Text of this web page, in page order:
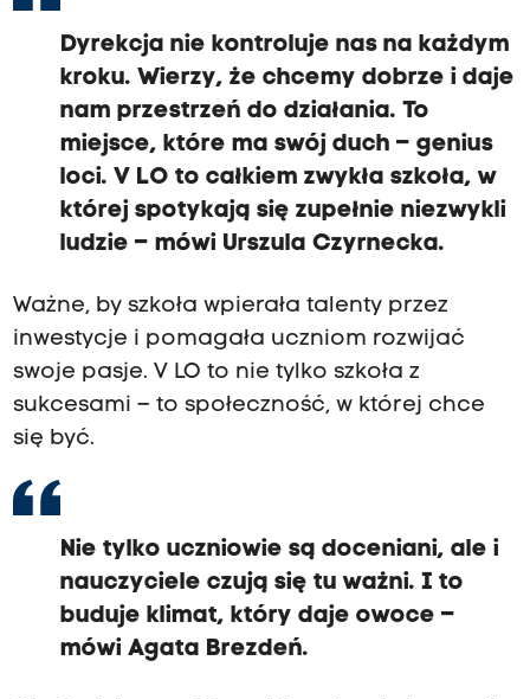
Dyrekcja nie kontroluje nas na każdym
kroku. Wierzy, że chcemy dobrze i daje
nam przestrzeń do działania. To
miejsce, które ma swój duch – genius
loci. V LO to całkiem zwykła szkoła, w
której spotykają się zupełnie niezwykli
ludzie – mówi Urszula Czyrnecka.
Ważne, by szkoła wpierała talenty przez
inwestycje i pomagała uczniom rozwijać
swoje pasje. V LO to nie tylko szkoła z
sukcesami – to społeczność, w której chce
się być.
Nie tylko uczniowie są doceniani, ale i
nauczyciele czują się tu ważni. I to
buduje klimat, który daje owoce –
mówi Agata Brezdeń.